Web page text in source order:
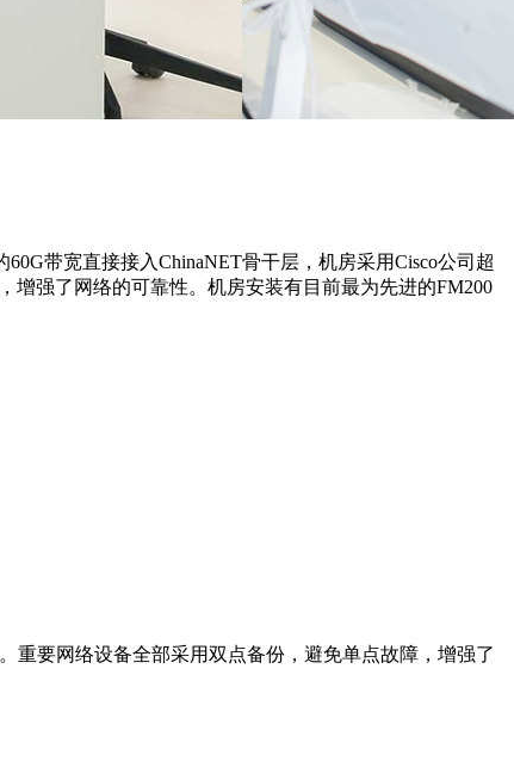
带宽直接接入ChinaNET骨干层，机房采用Cisco公司超
增强了网络的可靠性。机房安装有目前最为先进的FM200
要网络设备全部采用双点备份，避免单点故障，增强了